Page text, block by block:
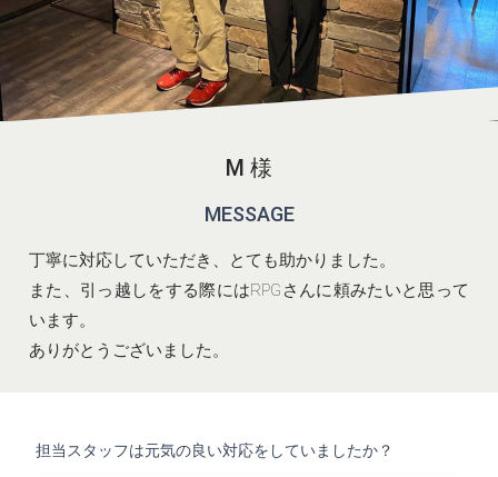
M 様
MESSAGE
丁寧に対応していただき、とても助かりました。
また、引っ越しをする際にはRPGさんに頼みたいと思って
います。
ありがとうございました。
担当スタッフは元気の良い対応をしていましたか？